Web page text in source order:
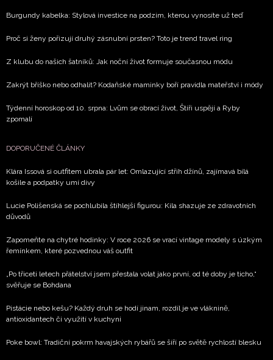
Burgundy kabelka: Stylová investice na podzim, kterou vynosíte už teď
Proč si ženy pořizují druhý zásnubní prsten? Toto je trend travel ring
Z klubu do našich šatníků: Jak noční život formuje současnou módu
Zakrýt bříško nebo odhalit? Kodaňské maminky boří pravidla mateřství i módy
Týdenní horoskop od 10. srpna: Lvům se obrací život, Štíři uspějí a Ryby
zpomalí
DOPORUČENÉ ČLÁNKY
Klára Issová si outfitem ubrala pár let: Omlazující střih džínů, zajímavá bílá
košile a podpatky umí divy
Lucie Polišenská se pochlubila štíhlejší figurou: Kila shazuje ze zdravotních
důvodů
Zapomeňte na chytré hodinky: V roce 2026 se vrací vintage modely s úzkým
řemínkem, které pozvednou váš outfit
„Po třiceti letech přátelství jsem přestala volat jako první, od té doby je ticho,“
svěřuje se Bohdana
Pistácie nebo kešu? Každý druh se hodí jinam, rozdíl je ve vláknině,
antioxidantech či využití v kuchyni
Poke bowl: Tradiční pokrm havajských rybářů se šíří po světě rychlostí blesku